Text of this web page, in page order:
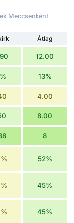
Meccsenként
Átlag
12.00
13%
4.00
8.00
8
52%
45%
45%